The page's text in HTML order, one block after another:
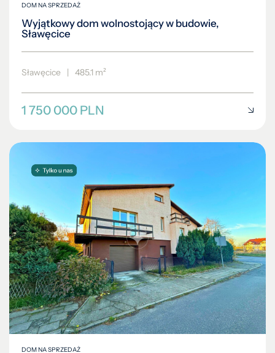
DOM NA SPRZEDAŻ
Wyjątkowy dom wolnostojący w budowie,
Sławęcice
Sławęcice | 485.1 m²
1 750 000 PLN
DOM NA SPRZEDAŻ